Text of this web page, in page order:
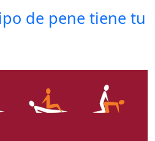
de pene tiene tu